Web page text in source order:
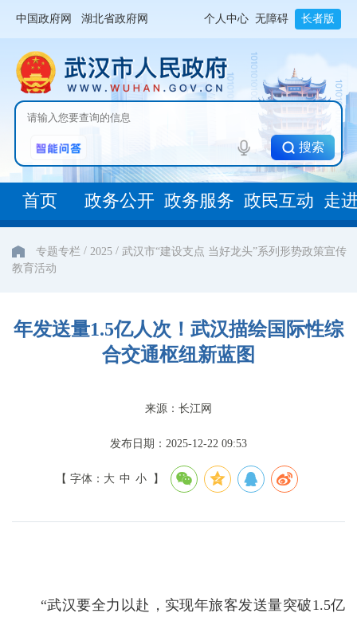
中国政府网 湖北省政府网 个人中心 无障碍 长者版
搜索
首页 政务公开 政务服务 政民互动 走
专题专栏 / 2025 / 武汉市“建设支点 当好龙头”系列形势政策宣传
教育活动
年发送量1.5亿人次！武汉描绘国际性综
合交通枢纽新蓝图
来源：长江网
发布日期：2025-12-22 09:53
【 字体： 大 中 小 】
“武汉要全力以赴，实现年旅客发送量突破1.5亿